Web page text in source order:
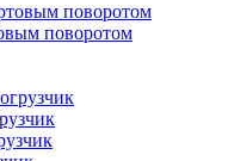
поворотом